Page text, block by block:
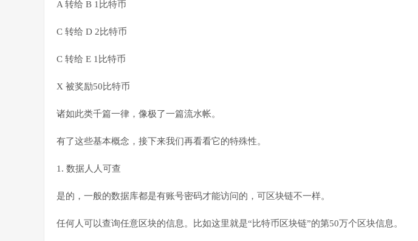
A 转给 B 1比特币
C 转给 D 2比特币
C 转给 E 1比特币
X 被奖励50比特币
诸如此类千篇一律，像极了一篇流水帐。
有了这些基本概念，接下来我们再看看它的特殊性。
1. 数据人人可查
是的，一般的数据库都是有账号密码才能访问的，可区块链不一样。
任何人可以查询任意区块的信息。比如这里就是“比特币区块链”的第50万个区块信息。